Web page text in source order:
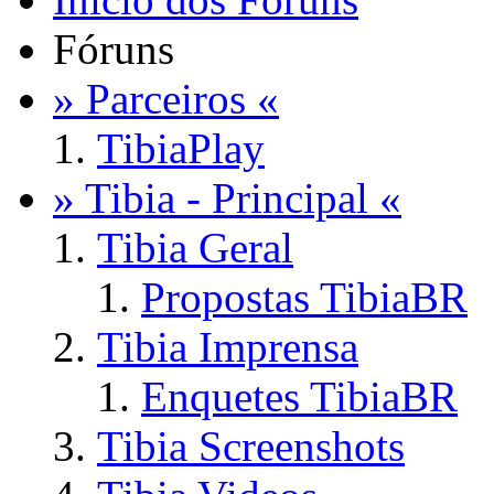
Fóruns
» Parceiros «
TibiaPlay
» Tibia - Principal «
Tibia Geral
Propostas TibiaBR
Tibia Imprensa
Enquetes TibiaBR
Tibia Screenshots